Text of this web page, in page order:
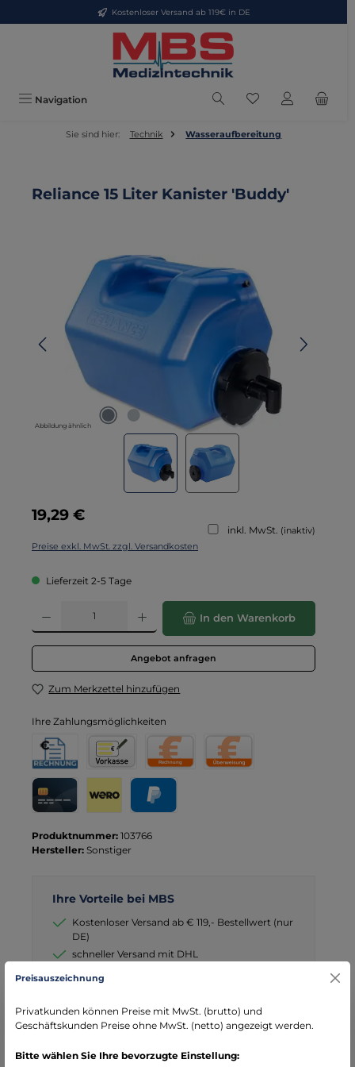
Zum Hauptinhalt springenKostenloser Versand ab 119€ in DE
Navigation Du hast 0
Sie sind hier: Technik Wasseraufbereitung
Reliance 15 Liter Kanister 'Buddy'
Bildergalerie überspringen
Abbildung ähnlich
Regulärer Preis:
19,29 €
inkl. MwSt. (inaktiv)
Preise exkl. MwSt. zzgl. Versandkosten
Lieferzeit 2-5 Tage
Produkt Anzahl: Gib den gewünschten Wert ein oder benutze die
In den Warenkorb
Angebot anfragen
Zum Merkzettel hinzufügen
Ihre Zahlungsmöglichkeiten
Rechnung
Rechnung für Behörden
Vorkasse
Produktnummer: 103766
Hersteller: Sonstiger
Ihre Vorteile bei MBS
Kostenloser Versand ab € 119,- Bestellwert (nur
DE)
schneller Versand mit DHL
Bereich Notfallmedizin
Preisauszeichnung
Privatkunden können Preise mit MwSt. (brutto) und
Geschäftskunden Preise ohne MwSt. (netto) angezeigt werden.
Bitte wählen Sie Ihre bevorzugte Einstellung: